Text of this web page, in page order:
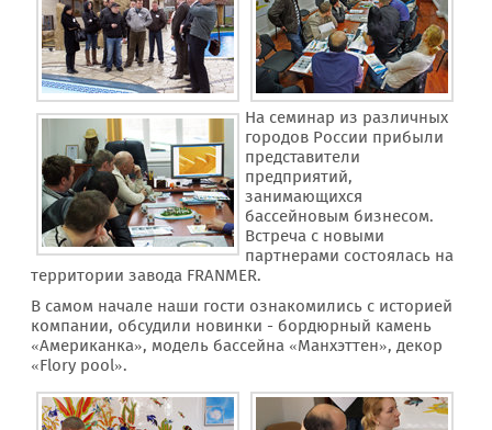
На семинар из различных
городов России прибыли
представители
предприятий,
занимающихся
бассейновым бизнесом.
Встреча с новыми
партнерами состоялась на
территории завода FRANMER.
В самом начале наши гости ознакомились с историей
компании, обсудили новинки - бордюрный камень
«Американка», модель бассейна «Манхэттен», декор
«Flory pool».